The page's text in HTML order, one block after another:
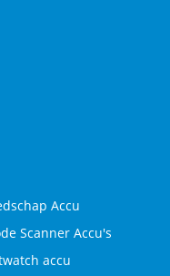
Accu
Scanner Accu's
accu